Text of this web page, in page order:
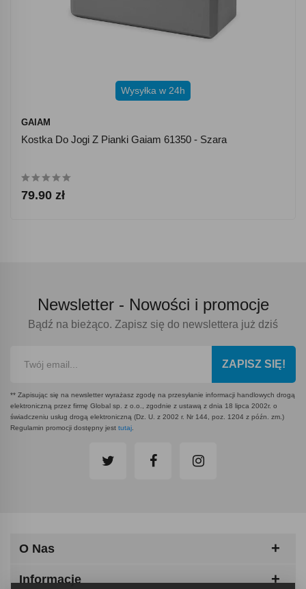
Wysyłka w 24h
GAIAM
Kostka Do Jogi Z Pianki Gaiam 61350 - Szara
79.90 zł
Newsletter - Nowości i promocje
Bądź na bieżąco. Zapisz się do newslettera już dziś
ZAPISZ SIĘ!
** Zapisując się na newsletter wyrażasz zgodę na przesyłanie informacji handlowych drogą
elektroniczną przez firmę Global sp. z o.o., zgodnie z ustawą z dnia 18 lipca 2002r. o
świadczeniu usług drogą elektroniczną (Dz. U. z 2002 r. Nr 144, poz. 1204 z późn. zm.)
Regulamin promocji dostępny jest tutaj
O Nas
Informacje